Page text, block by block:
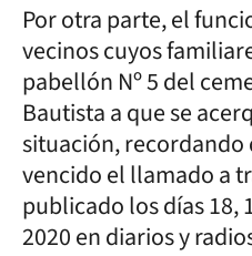
Por otra parte, el
vecinos cuyos
pabellón Nº 5 del
Bautista a que se
situación, recordando
vencido el llamado a
publicado los días 18,
2020 en diarios y